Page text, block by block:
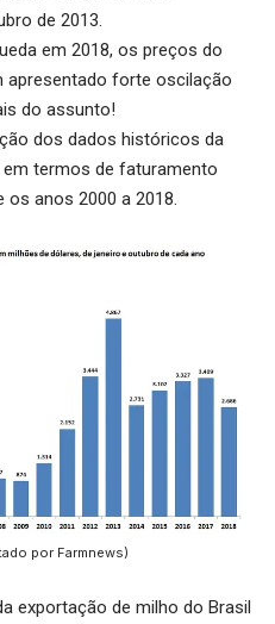
de 2013.
em 2018, os preços do
apresentado forte oscilação
do assunto!
dos dados históricos da
termos de faturamento
anos 2000 a 2018.
por Farmnews)
exportação de milho do Brasil